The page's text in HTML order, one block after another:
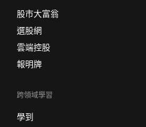
股市大富翁
選股網
雲端控股
報明牌
跨領域學習
學到